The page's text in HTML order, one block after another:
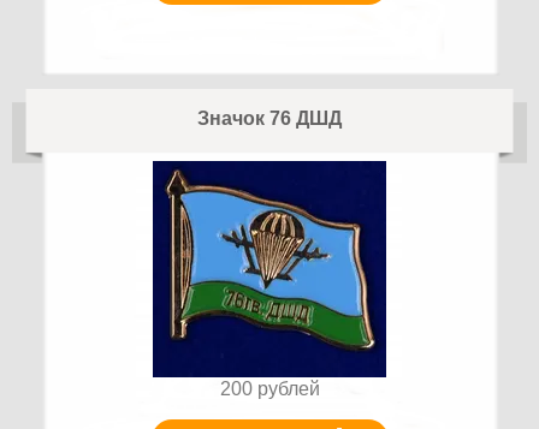
Значок 76 ДШД
200 рублей